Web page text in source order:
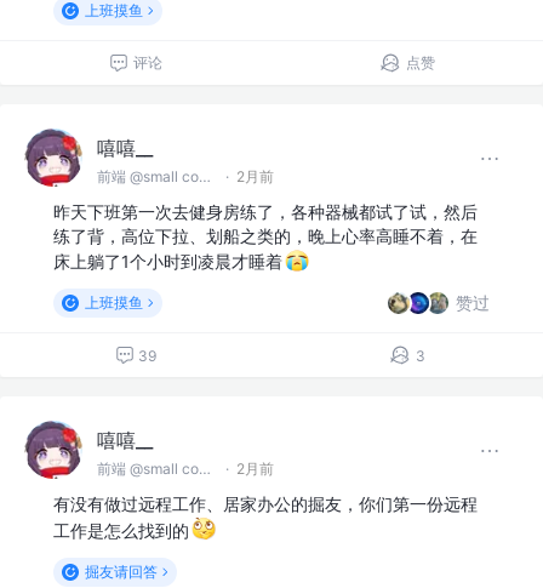
上班摸鱼
评论 点赞
嘻嘻__
前端 @small company · 2月前
昨天下班第一次去健身房练了，各种器械都试了试，然后
练了背，高位下拉、划船之类的，晚上心率高睡不着，在
床上躺了1个小时到凌晨才睡着
上班摸鱼 赞过
39 3
嘻嘻__
前端 @small company · 2月前
有没有做过远程工作、居家办公的掘友，你们第一份远程
工作是怎么找到的
掘友请回答